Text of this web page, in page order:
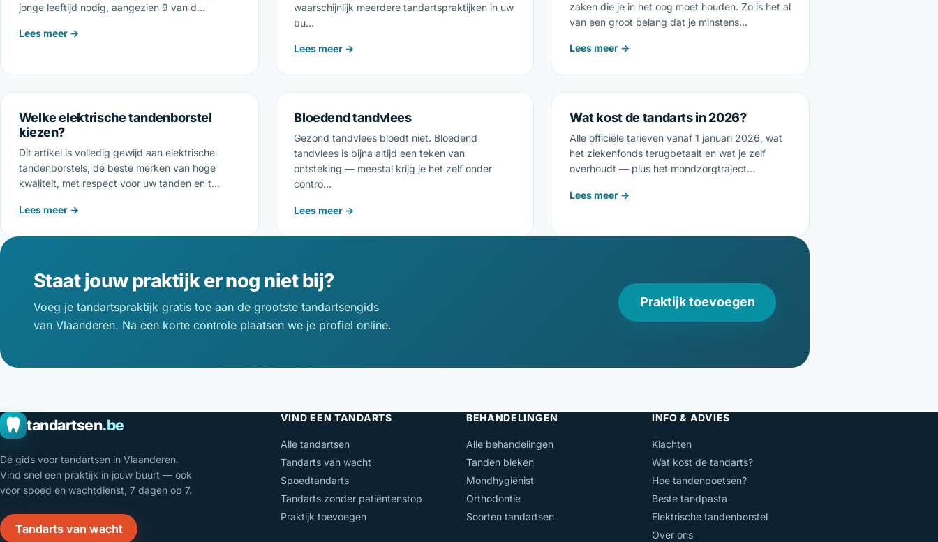
jonge leeftijd nodig, aangezien 9 van d…
Lees meer →
waarschijnlijk meerdere tandartspraktijken in uw
bu…
Lees meer →
zaken die je in het oog moet houden. Zo is het al
van een groot belang dat je minstens…
Lees meer →
Welke elektrische tandenborstel
kiezen?
Dit artikel is volledig gewijd aan elektrische
tandenborstels, de beste merken van hoge
kwaliteit, met respect voor uw tanden en t…
Lees meer →
Bloedend tandvlees
Gezond tandvlees bloedt niet. Bloedend
tandvlees is bijna altijd een teken van
ontsteking — meestal krijg je het zelf onder
contro…
Lees meer →
Wat kost de tandarts in 2026?
Alle officiële tarieven vanaf 1 januari 2026, wat
het ziekenfonds terugbetaalt en wat je zelf
overhoudt — plus het mondzorgtraject…
Lees meer →
Staat jouw praktijk er nog niet bij?
Voeg je tandartspraktijk gratis toe aan de grootste tandartsengids
van Vlaanderen. Na een korte controle plaatsen we je profiel online.
Praktijk toevoegen
tandartsen.be
Dé gids voor tandartsen in Vlaanderen.
Vind snel een praktijk in jouw buurt — ook
voor spoed en wachtdienst, 7 dagen op 7.
Tandarts van wacht
VIND EEN TANDARTS
Alle tandartsen
Tandarts van wacht
Spoedtandarts
Tandarts zonder patiëntenstop
Praktijk toevoegen
BEHANDELINGEN
Alle behandelingen
Tanden bleken
Mondhygiënist
Orthodontie
Soorten tandartsen
INFO & ADVIES
Klachten
Wat kost de tandarts?
Hoe tandenpoetsen?
Beste tandpasta
Elektrische tandenborstel
Over ons